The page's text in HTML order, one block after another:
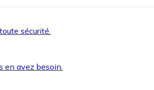
sécurité.
en avez besoin.